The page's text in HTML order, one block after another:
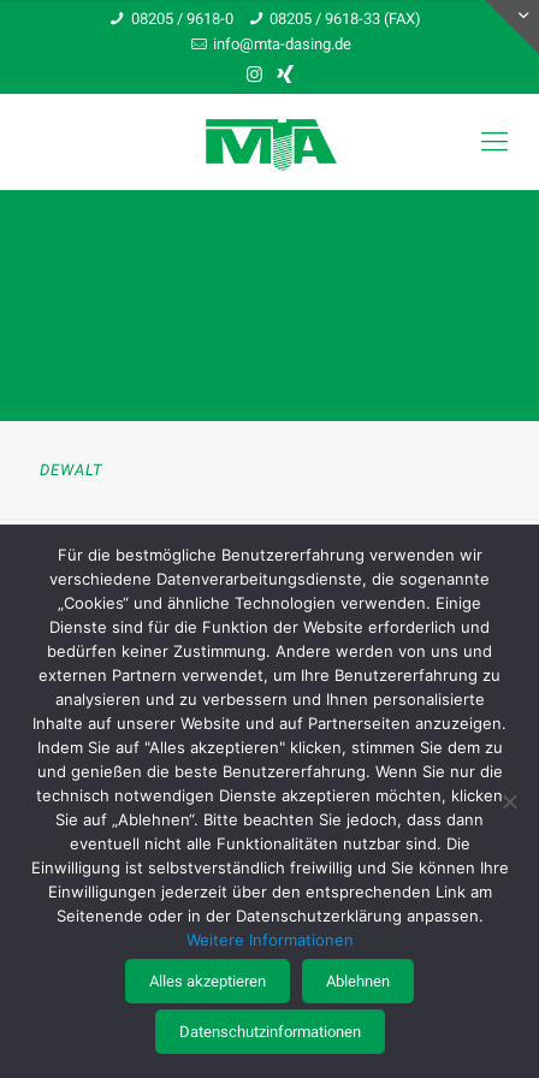
08205 / 9618-0
08205 / 9618-33 (FAX)
info@mta-dasing.de
DEWALT
Batteriegesetz Datenschutz AGB Impressum
© MTA Schleif- und Befestigungstechnik Vertriebs GmbH
Produkte Service Katalogportal
Kontakt
Jobs Interner Bereich
Für die bestmögliche Benutzererfahrung verwenden wir
verschiedene Datenverarbeitungsdienste, die sogenannte
„Cookies“ und ähnliche Technologien verwenden. Einige
Dienste sind für die Funktion der Website erforderlich und
bedürfen keiner Zustimmung. Andere werden von uns und
externen Partnern verwendet, um Ihre Benutzererfahrung zu
analysieren und zu verbessern und Ihnen personalisierte
Inhalte auf unserer Website und auf Partnerseiten anzuzeigen.
Indem Sie auf "Alles akzeptieren" klicken, stimmen Sie dem zu
und genießen die beste Benutzererfahrung. Wenn Sie nur die
technisch notwendigen Dienste akzeptieren möchten, klicken
Sie auf „Ablehnen“. Bitte beachten Sie jedoch, dass dann
eventuell nicht alle Funktionalitäten nutzbar sind. Die
Einwilligung ist selbstverständlich freiwillig und Sie können Ihre
Einwilligungen jederzeit über den entsprechenden Link am
Seitenende oder in der Datenschutzerklärung anpassen.
Weitere Informationen
Alles akzeptieren Ablehnen
Datenschutzinformationen